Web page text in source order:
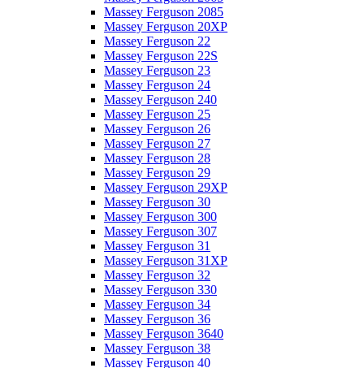
Massey Ferguson 2085
Massey Ferguson 20XP
Massey Ferguson 22
Massey Ferguson 22S
Massey Ferguson 23
Massey Ferguson 24
Massey Ferguson 240
Massey Ferguson 25
Massey Ferguson 26
Massey Ferguson 27
Massey Ferguson 28
Massey Ferguson 29
Massey Ferguson 29XP
Massey Ferguson 30
Massey Ferguson 300
Massey Ferguson 307
Massey Ferguson 31
Massey Ferguson 31XP
Massey Ferguson 32
Massey Ferguson 330
Massey Ferguson 34
Massey Ferguson 36
Massey Ferguson 3640
Massey Ferguson 38
Massey Ferguson 40